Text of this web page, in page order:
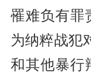
罹难负有罪
为纳粹战犯
和其他暴行